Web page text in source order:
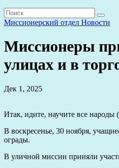
Миссионерский отдел Новости
Миссионеры
улицах и в
Дек 1, 2025
Итак, идите, научите все
В воскресенье, 30 ноября,
ограды.
В уличной миссии приняли